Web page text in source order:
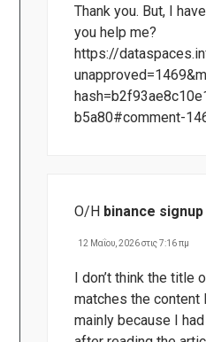
Thank you. But, I
you help me?
https://
b5a80#comment-
Ο/Η binance signup
12 Μαΐου, 2026 στις 7:16 πμ
I don’t think the title
matches the content
mainly because I